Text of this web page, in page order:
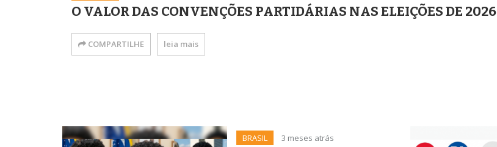
O VALOR DAS CONVENÇÕES PARTIDÁRIAS NAS ELEIÇÕES DE 2026
COMPARTILHE leia mais
BRASIL 3 meses atrás